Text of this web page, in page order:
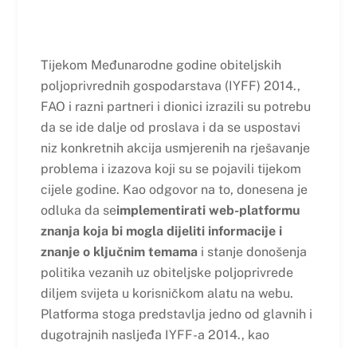
Tijekom Međunarodne godine obiteljskih
poljoprivrednih gospodarstava (IYFF) 2014.,
FAO i razni partneri i dionici izrazili su potrebu
da se ide dalje od proslava i da se uspostavi
niz konkretnih akcija usmjerenih na rješavanje
problema i izazova koji su se pojavili tijekom
cijele godine. Kao odgovor na to, donesena je
odluka da seimplementirati web-platformu
znanja koja bi mogla dijeliti informacije i
znanje o ključnim temamai stanje donošenja
politika vezanih uz obiteljske poljoprivrede
diljem svijeta u korisničkom alatu na webu.
Platforma stoga predstavlja jedno od glavnih i
dugotrajnih nasljeđa IYFF-a 2014., kao